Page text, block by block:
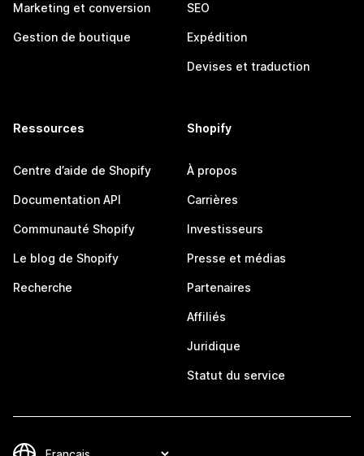
Marketing et conversion
Gestion de boutique
SEO
Expédition
Devises et traduction
Ressources
Centre d’aide de Shopify
Documentation API
Communauté Shopify
Le blog de Shopify
Recherche
Shopify
À propos
Carrières
Investisseurs
Presse et médias
Partenaires
Affiliés
Juridique
Statut du service